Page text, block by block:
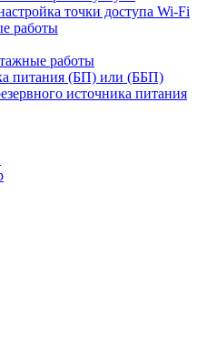
точки доступа Wi-Fi
работы
работы
питания (БП) или (ББП)
источника питания